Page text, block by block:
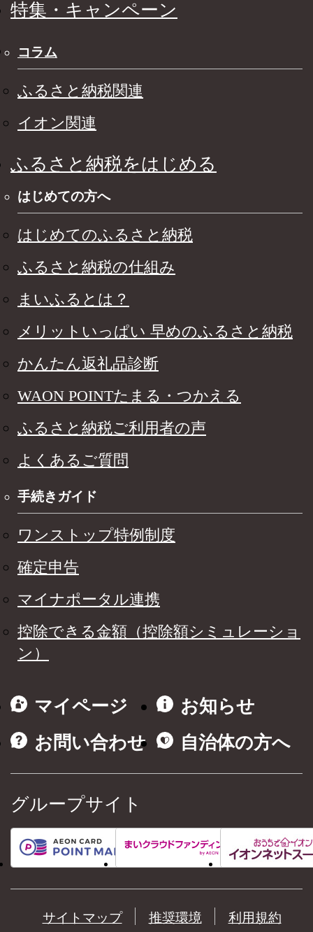
特集・キャンペーン
コラム
ふるさと納税関連
イオン関連
ふるさと納税をはじめる
はじめての方へ
はじめてのふるさと納税
ふるさと納税の仕組み
まいふるとは？
メリットいっぱい 早めのふるさと納税
かんたん返礼品診断
WAON POINTたまる・つかえる
ふるさと納税ご利用者の声
よくあるご質問
手続きガイド
ワンストップ特例制度
確定申告
マイナポータル連携
控除できる金額（控除額シミュレーショ
ン）
マイページ
お知らせ
お問い合わせ
自治体の方へ
グループサイト
サイトマップ 推奨環境 利用規約